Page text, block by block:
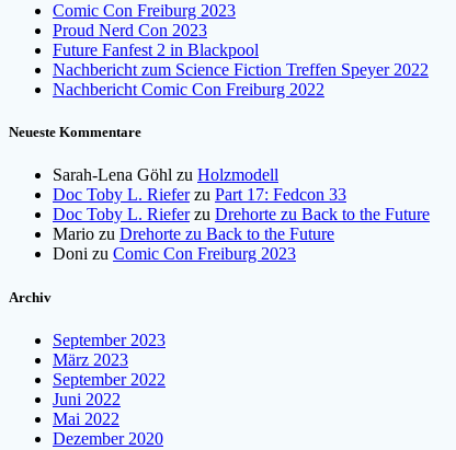
Comic Con Freiburg 2023
Proud Nerd Con 2023
Future Fanfest 2 in Blackpool
Nachbericht zum Science Fiction Treffen Speyer 2022
Nachbericht Comic Con Freiburg 2022
Neueste Kommentare
Sarah-Lena Göhl zu Holzmodell
Doc Toby L. Rieferzu Part 17: Fedcon 33
Doc Toby L. Rieferzu Drehorte zu Back to the Future
Mario zu Drehorte zu Back to the Future
Doni zu Comic Con Freiburg 2023
Archiv
September 2023
März 2023
September 2022
Juni 2022
Mai 2022
Dezember 2020